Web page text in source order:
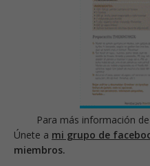
Para más información
Únete a mi grupo de
miembros.